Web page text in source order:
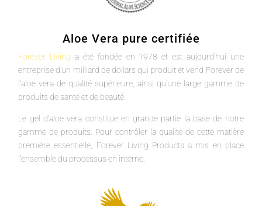
Aloe Vera pure certifiée
Forever Living a été fondée en 1978 et est aujourd'hui une
entreprise d'un milliard de dollars qui produit et vend Forever de
l'aloe vera de qualité supérieure, ainsi qu'une large gamme de
produits de santé et de beauté.
Le gel d'aloe vera constitue en grande partie la base de notre
gamme de produits. Pour contrôler la qualité de cette matière
première essentielle, Forever Living Products a mis en place
l'ensemble du processus en interne.